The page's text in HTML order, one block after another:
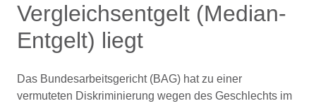
Vergleichsentgelt (Median-
Entgelt) liegt
Das Bundesarbeitsgericht (BAG) hat zu einer
vermuteten Diskriminierung wegen des Geschlechts im